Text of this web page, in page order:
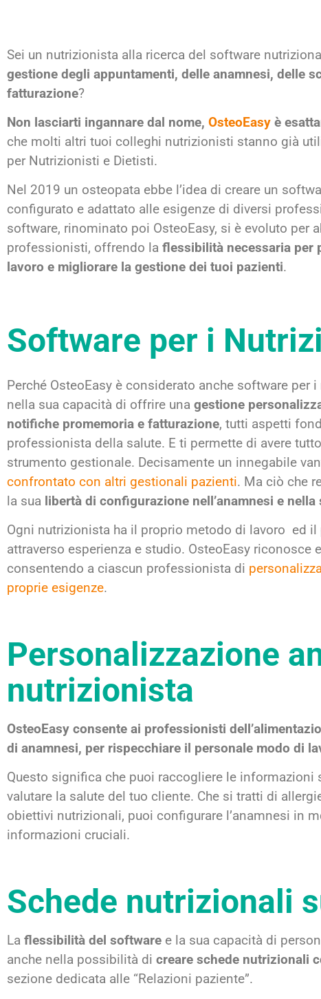
Sei un nutrizionista alla ricerca del software
gestione degli appuntamenti, delle anamnesi, delle
fatturazione?
Non lasciarti ingannare dal nome, OsteoEasy è
che molti altri tuoi colleghi nutrizionisti stanno già
per Nutrizionisti e Dietisti.
Nel 2019 un osteopata ebbe l’idea di creare un
configurato e adattato alle esigenze di diversi
software, rinominato poi OsteoEasy, si è evoluto per
professionisti, offrendo la flessibilità necessaria per
lavoro e migliorare la gestione dei tuoi pazienti.
Software per i
Perché OsteoEasy è considerato anche software per
nella sua capacità di offrire una gestione
notifiche promemoria e fatturazione, tutti aspetti
professionista della salute. E ti permette di avere
strumento gestionale. Decisamente un innegabile
confrontato con altri gestionali pazienti. Ma ciò che
la sua libertà di configurazione nell’anamnesi e
Ogni nutrizionista ha il proprio metodo di lavoro ed
attraverso esperienza e studio. OsteoEasy riconosce
consentendo a ciascun professionista di
proprie esigenze.
Personalizzazione
nutrizionista
OsteoEasy consente ai professionisti
di anamnesi, per rispecchiare il personale modo di
Questo significa che puoi raccogliere le
valutare la salute del tuo cliente. Che si tratti di
obiettivi nutrizionali, puoi configurare l’anamnesi in
informazioni cruciali.
Schede nutrizionali
La flessibilità del software e la sua capacità di
anche nella possibilità di creare schede nutrizionali
sezione dedicata alle “Relazioni paziente”.